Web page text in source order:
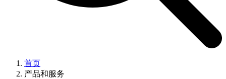
首页
产品和服务